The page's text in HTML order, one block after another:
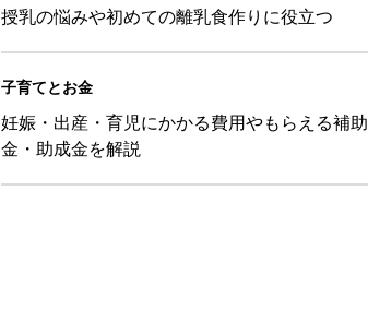
授乳の悩みや初めての離乳食作りに役立つ
子育てとお金
妊娠・出産・育児にかかる費用やもらえる補助
金・助成金を解説